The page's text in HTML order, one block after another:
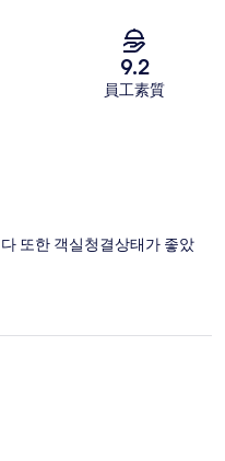
9.2
員工素質
또한 객실청결상태가 좋았